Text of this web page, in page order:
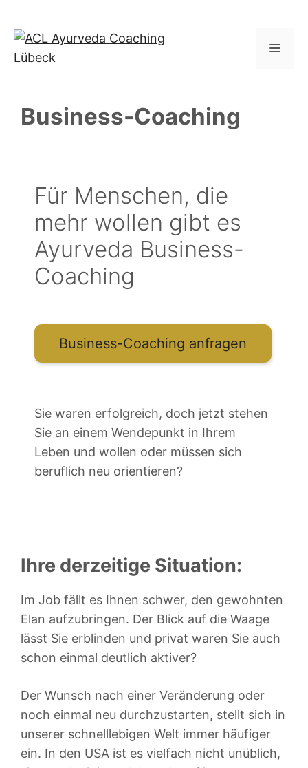
Inhalt
springen
Menü
Business-Coaching
Für Menschen, die
mehr wollen gibt es
Ayurveda Business-
Coaching
Business-Coaching anfragen
Sie waren erfolgreich, doch jetzt stehen
Sie an einem Wendepunkt in Ihrem
Leben und wollen oder müssen sich
beruflich neu orientieren?
Ihre derzeitige Situation:
Im Job fällt es Ihnen schwer, den gewohnten
Elan aufzubringen. Der Blick auf die Waage
lässt Sie erblinden und privat waren Sie auch
schon einmal deutlich aktiver?
Der Wunsch nach einer Veränderung oder
noch einmal neu durchzustarten, stellt sich in
unserer schnelllebigen Welt immer häufiger
ein. In den USA ist es vielfach nicht unüblich,